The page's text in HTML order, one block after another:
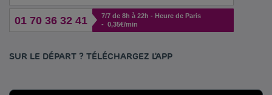
01 70 36 32 41
7/7 de 8h à 22h - Heure de Paris
- 0,35€/min
SUR LE DÉPART ? TÉLÉCHARGEZ L'APP